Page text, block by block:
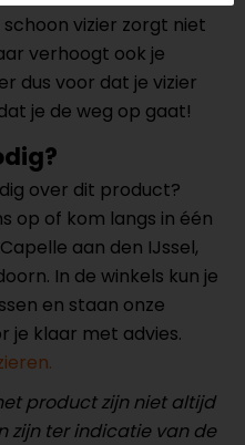
vizier zorgt niet
verhoogt ook je
dus voor dat je vizier
je de weg op gaat!
over dit product?
op of kom langs in één
aan den IJssel,
In de winkels kun je
en staan onze
je klaar met advies.
product zijn niet altijd
zijn ter indicatie van de